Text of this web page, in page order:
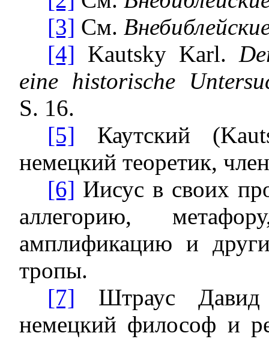
[3] См.
[4] Kautsky Karl.
eine historische
S. 16.
[5] Каутский
немецкий теоретик,
[6] Иисус в своих
аллегорию,
амплификацию и
тропы.
[7] Штраус
немецкий философ и